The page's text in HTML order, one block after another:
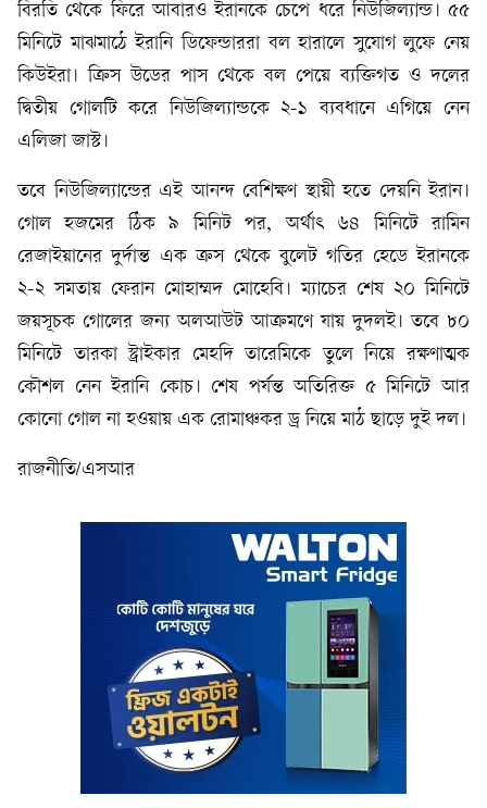
বিরতি থেকে ফিরে আবারও ইরানকে চেপে ধরে নিউজিল্যান্ড। ৫৫
মিনিটে মাঝমাঠে ইরানি ডিফেন্ডাররা বল হারালে সুযোগ লুফে নেয়
কিউইরা। ক্রিস উডের পাস থেকে বল পেয়ে ব্যক্তিগত ও দলের
দ্বিতীয় গোলটি করে নিউজিল্যান্ডকে ২-১ ব্যবধানে এগিয়ে নেন
এলিজা জাস্ট।
তবে নিউজিল্যান্ডের এই আনন্দ বেশিক্ষণ স্থায়ী হতে দেয়নি ইরান।
গোল হজমের ঠিক ৯ মিনিট পর, অর্থাৎ ৬৪ মিনিটে রামিন
রেজাইয়ানের দুর্দান্ত এক ক্রস থেকে বুলেট গতির হেডে ইরানকে
২-২ সমতায় ফেরান মোহাম্মদ মোহেবি। ম্যাচের শেষ ২০ মিনিটে
জয়সূচক গোলের জন্য অলআউট আক্রমণে যায় দুদলই। তবে ৮০
মিনিটে তারকা স্ট্রাইকার মেহদি তারেমিকে তুলে নিয়ে রক্ষণাত্মক
কৌশল নেন ইরানি কোচ। শেষ পর্যন্ত অতিরিক্ত ৫ মিনিটে আর
কোনো গোল না হওয়ায় এক রোমাঞ্চকর ড্র নিয়ে মাঠ ছাড়ে দুই দল।
রাজনীতি/এসআর